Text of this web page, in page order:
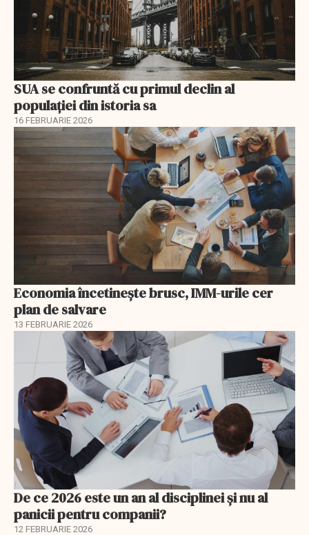
SUA se confruntă cu primul declin al
populației din istoria sa
16 FEBRUARIE 2026
Economia încetinește brusc, IMM-urile cer
plan de salvare
13 FEBRUARIE 2026
De ce 2026 este un an al disciplinei și nu al
panicii pentru companii?
12 FEBRUARIE 2026